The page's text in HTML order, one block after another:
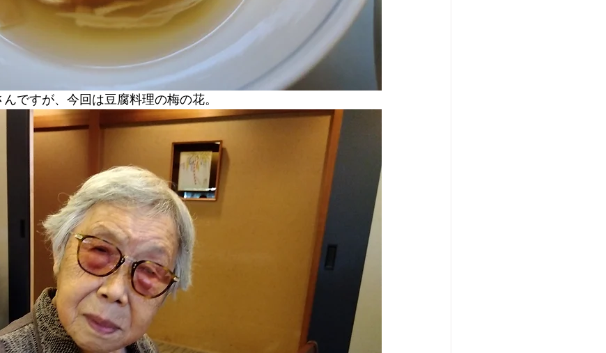
ですが、今回は豆腐料理の梅の花。